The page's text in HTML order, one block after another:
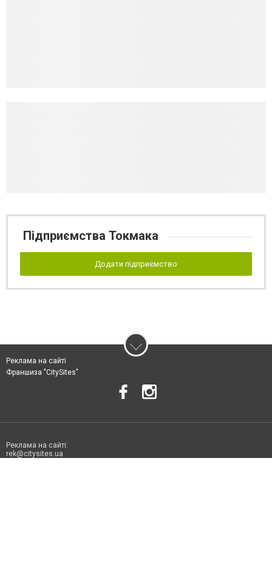
Підприємства Токмака
Додати підприємство
Реклама на сайті
Франшиза "CitySites"
Реклама на сайті:
rek@citysites.ua